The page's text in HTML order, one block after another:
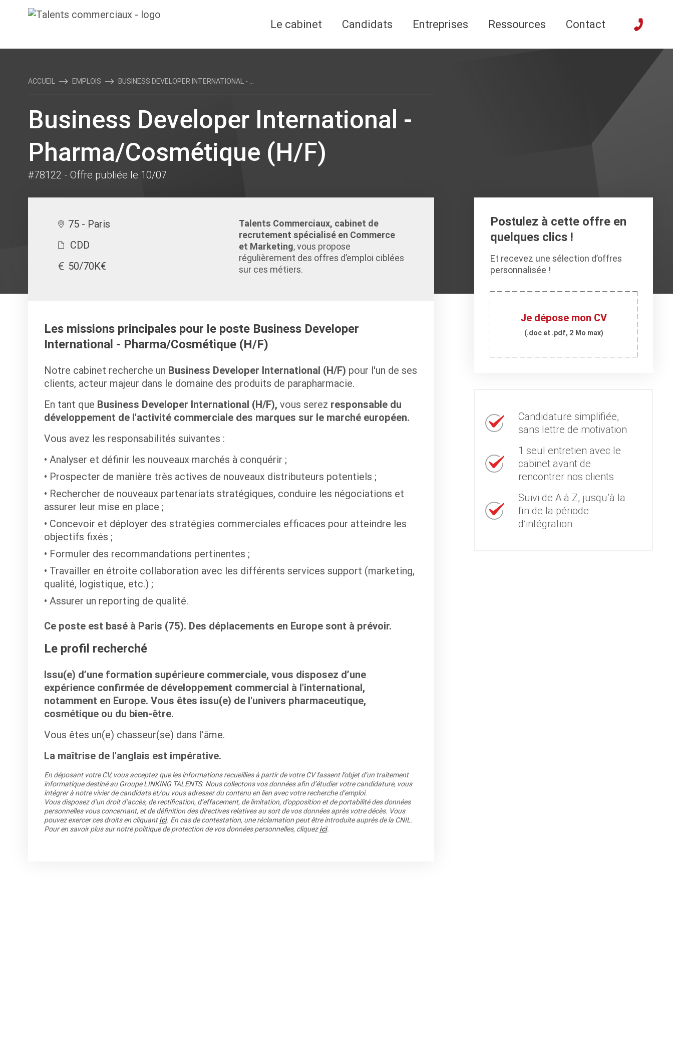
Le cabinet Candidats Entreprises Ressources Contact
ACCUEIL EMPLOIS BUSINESS DEVELOPER INTERNATIONAL - ...
Business Developer International -
Pharma/Cosmétique (H/F)
#78122 - Offre publiée le 10/07
75 - Paris
CDD
50/70K€
Talents Commerciaux, cabinet de
recrutement spécialisé en Commerce
et Marketing, vous propose
régulièrement des offres d’emploi ciblées
sur ces métiers.
Les missions principales pour le poste Business Developer
International - Pharma/Cosmétique (H/F)
Notre cabinet recherche un Business Developer International (H/F) pour l'un de ses
clients, acteur majeur dans le domaine des produits de parapharmacie.
En tant que Business Developer International (H/F), vous serez responsable du
développement de l'activité commerciale des marques sur le marché européen.
Vous avez les responsabilités suivantes :
Analyser et définir les nouveaux marchés à conquérir ;
Prospecter de manière très actives de nouveaux distributeurs potentiels ;
Rechercher de nouveaux partenariats stratégiques, conduire les négociations et
assurer leur mise en place ;
Concevoir et déployer des stratégies commerciales efficaces pour atteindre les
objectifs fixés ;
Formuler des recommandations pertinentes ;
Travailler en étroite collaboration avec les différents services support (marketing,
qualité, logistique, etc.) ;
Assurer un reporting de qualité.
Ce poste est basé à Paris (75). Des déplacements en Europe sont à prévoir.
Le profil recherché
Issu(e) d’une formation supérieure commerciale, vous disposez d’une
expérience confirmée de développement commercial à l'international,
notamment en Europe. Vous êtes issu(e) de l'univers pharmaceutique,
cosmétique ou du bien-être.
Vous êtes un(e) chasseur(se) dans l'âme.
La maîtrise de l'anglais est impérative.
En déposant votre CV, vous acceptez que les informations recueillies à partir de votre CV fassent l’objet d’un traitement
informatique destiné au Groupe LINKING TALENTS. Nous collectons vos données afin d’étudier votre candidature, vous
intégrer à notre vivier de candidats et/ou vous adresser du contenu en lien avec votre recherche d’emploi.
Vous disposez d’un droit d’accès, de rectification, d’effacement, de limitation, d’opposition et de portabilité des données
personnelles vous concernant, et de définition des directives relatives au sort de vos données après votre décès. Vous
pouvez exercer ces droits en cliquantici. En cas de contestation, une réclamation peut être introduite auprès de la CNIL.
Pour en savoir plus sur notre politique de protection de vos données personnelles, cliquezici.
Postulez à cette offre en
quelques clics !
Et recevez une sélection d’offres
personnalisée !
Je dépose mon CV
(.doc et .pdf, 2 Mo max)
Candidature simplifiée,
sans lettre de motivation
1 seul entretien avec le
cabinet avant de
rencontrer nos clients
Suivi de A à Z, jusqu’à la
fin de la période
d’intégration